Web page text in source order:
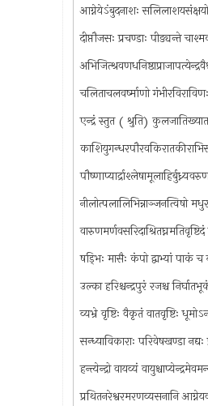
आग्नेयेऽंबुदनाशः सलिलाशयसंक्षयो
दीप्तौजसः प्रचण्डाः पीड्यन्ते
चलिताचलवर्ष्माणो
एन्द्रं स्तुत ( श्रुति)
नीलोत्पलालिभिन्नाञ्जनत्विषो
षड्भिः मासैः कंपो द्वाभ्यां पाकं
उल्का हरिश्चन्द्रपुरं रजश्च
व्यभ्रे वृष्टिः वैकृतं वातवृष्टिः
सन्ध्याविकाराः परिवेषखण्डा
हन्त्येन्द्रो वायव्यं
प्रथितनरेश्वरमरणव्यसनानि